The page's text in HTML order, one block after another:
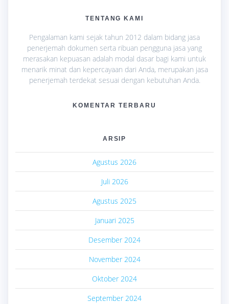
TENTANG KAMI
Pengalaman kami sejak tahun 2012 dalam bidang jasa
penerjemah dokumen serta ribuan pengguna jasa yang
merasakan kepuasan adalah modal dasar bagi kami untuk
menarik minat dan kepercayaan dari Anda, merupakan jasa
penerjemah terdekat sesuai dengan kebutuhan Anda.
KOMENTAR TERBARU
ARSIP
Agustus 2026
Juli 2026
Agustus 2025
Januari 2025
Desember 2024
November 2024
Oktober 2024
September 2024